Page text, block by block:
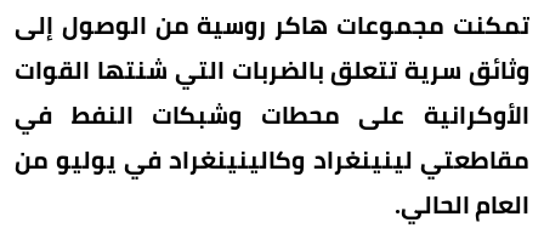
تمكنت مجموعات هاكر روسية من الوصول إلى
وثائق سرية تتعلق بالضربات التي شنتها القوات
الأوكرانية على محطات وشبكات النفط في
مقاطعتي لينينغراد وكالينينغراد في يوليو من
العام الحالي.